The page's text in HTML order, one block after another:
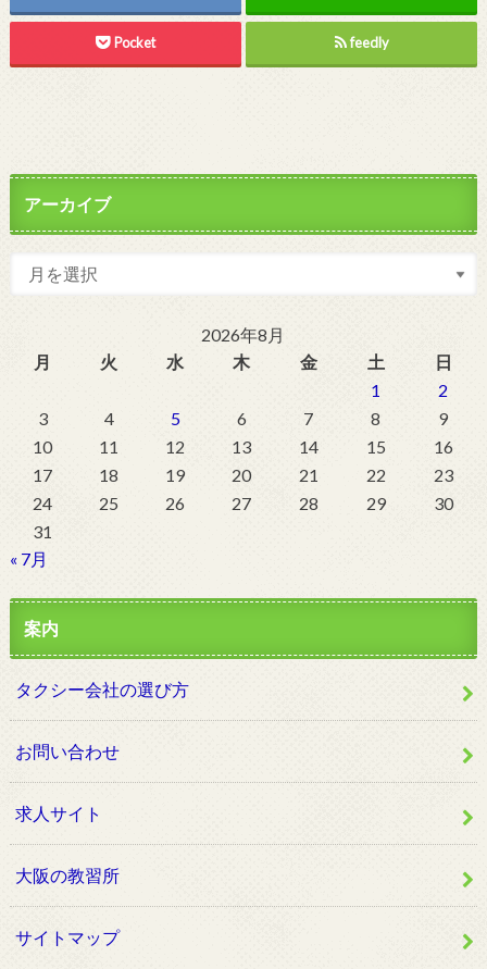
Pocket feedly
アーカイブ
2026年8月
月
火 水 木 金 土
日
1
2
3
4 5 6 7 8
9
10
11 12 13 14 15
16
17
18 19 20 21 22
23
24
25 26 27 28 29
30
31
« 7月
案内
タクシー会社の選び方
お問い合わせ
求人サイト
大阪の教習所
サイトマップ